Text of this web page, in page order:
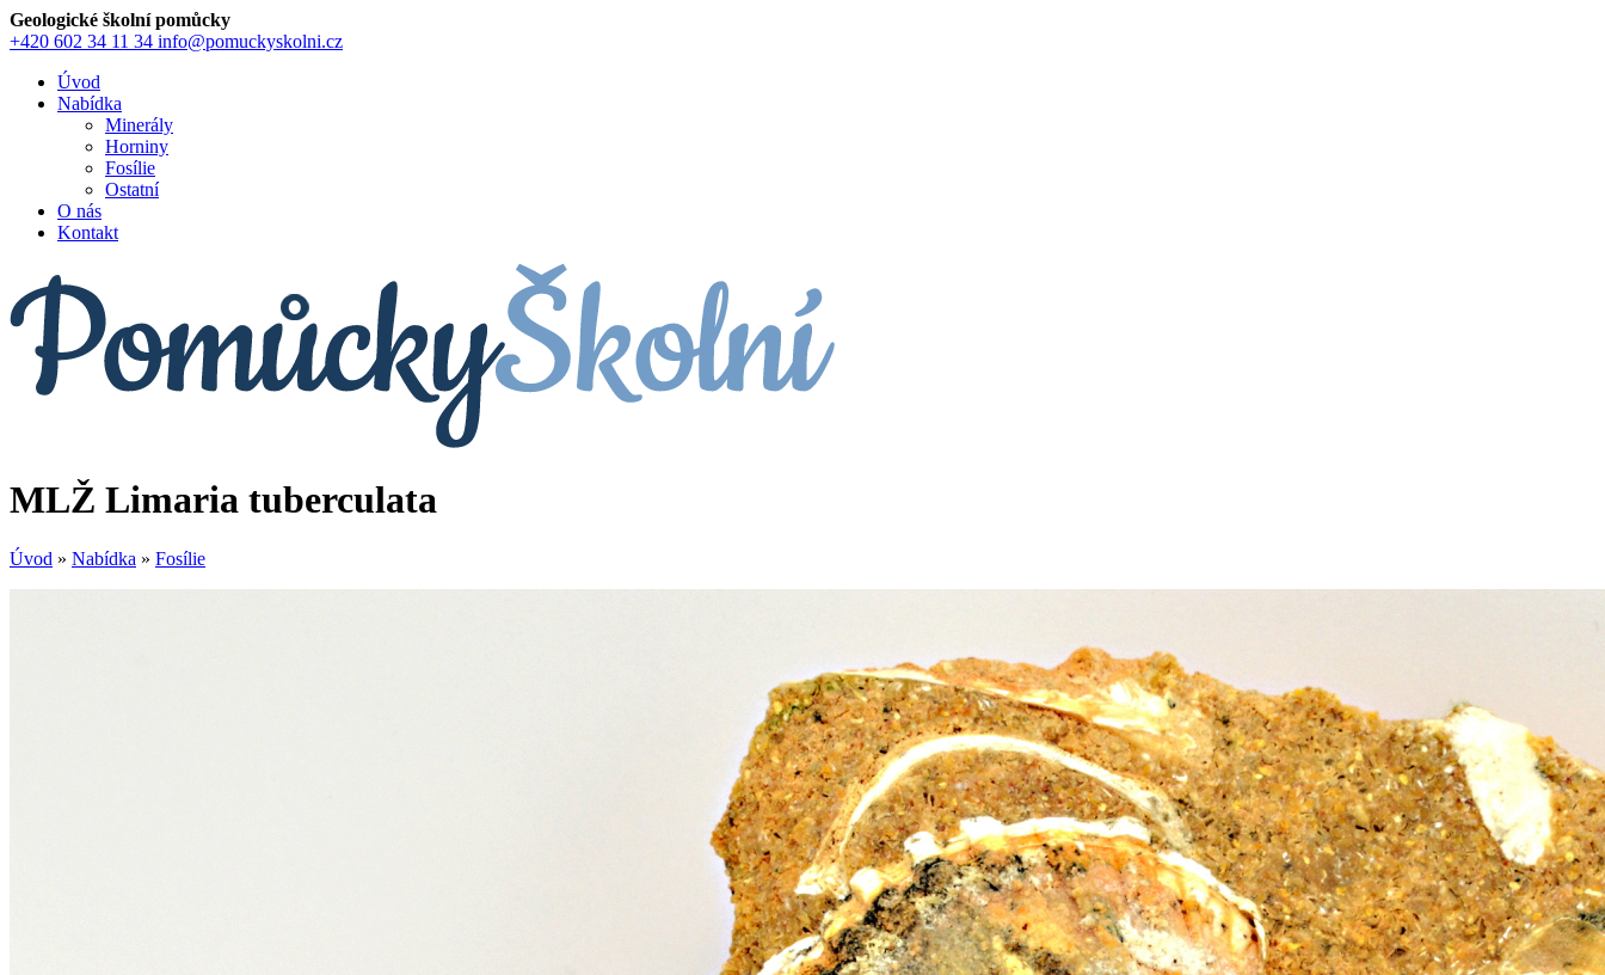
Geologické školní pomůcky
+420 602 34 11 34 info@pomuckyskolni.cz
Úvod
Nabídka
Minerály
Horniny
Fosílie
Ostatní
O nás
Kontakt
MLŽ Limaria tuberculata
Úvod » Nabídka » Fosílie